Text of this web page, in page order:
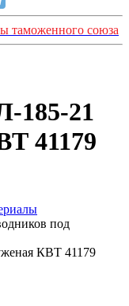
таможенного союза
185-21
41179
под